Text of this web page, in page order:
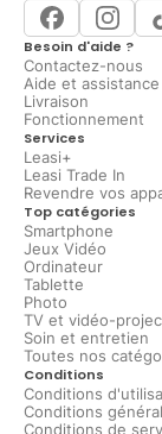
Besoin d'aide ?
Contactez-nous
Aide et assistance
Livraison
Fonctionnement
Services
Leasi+
Leasi Trade In
Revendre vos
Top catégories
Smartphone
Jeux Vidéo
Ordinateur
Tablette
Photo
TV et vidéo-
Soin et entretien
Toutes nos
Conditions
Conditions
Conditions
Conditions de